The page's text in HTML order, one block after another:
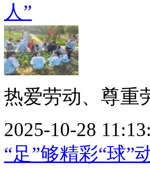
人”
热爱劳动、尊重
2025-10-28
“足”够精彩“球”